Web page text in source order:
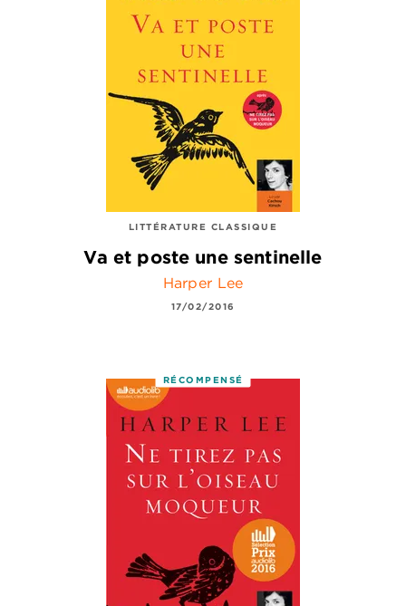
LITTÉRATURE CLASSIQUE
Va et poste une sentinelle
Harper Lee
17/02/2016
RÉCOMPENSÉ